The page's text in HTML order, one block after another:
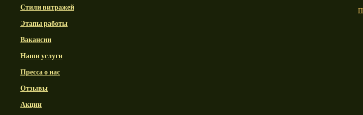
Стили витражей
Этапы работы
Вакансии
Наши услуги
Пресса о нас
Отзывы
Акции